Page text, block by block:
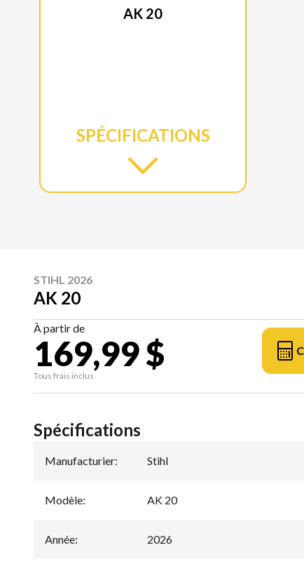
AK 20
SPÉCIFICATIONS
STIHL 2026
AK 20
À partir de
169,99 $
Tous frais inclus
Spécifications
Manufacturier: Stihl
Modèle: AK 20
Année: 2026